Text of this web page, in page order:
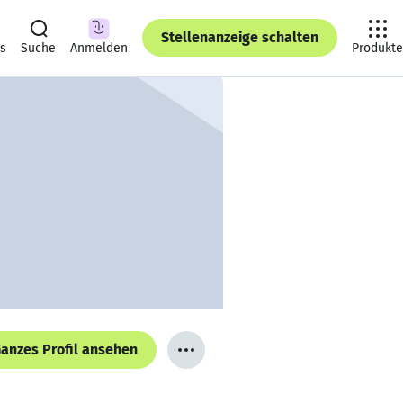
Suche Anmelden
Stellenanzeige schalten
Produkte
Profil ansehen